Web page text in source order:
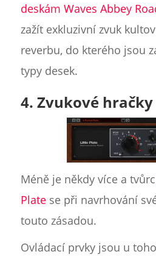
deskám Waves Abbey
zažít exkluzivní zvuk
reverbu, do kterého jsou
typy desek.
4. Zvukové
Méně je někdy více a
Platese při navrhování
touto zásadou.
Ovládací prvky jsou u